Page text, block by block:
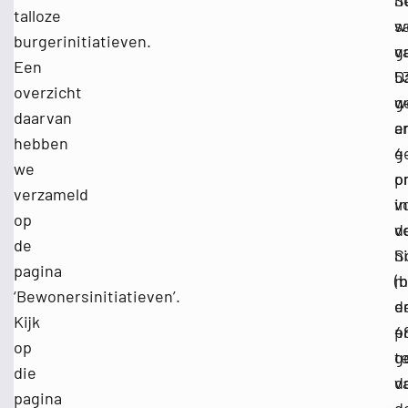
talloze
burgerinitiatieven.
Een
overzicht
daarvan
hebben
we
verzameld
op
de
pagina
‘Bewonersinitiatieven’.
Kijk
op
die
pagina
4
in